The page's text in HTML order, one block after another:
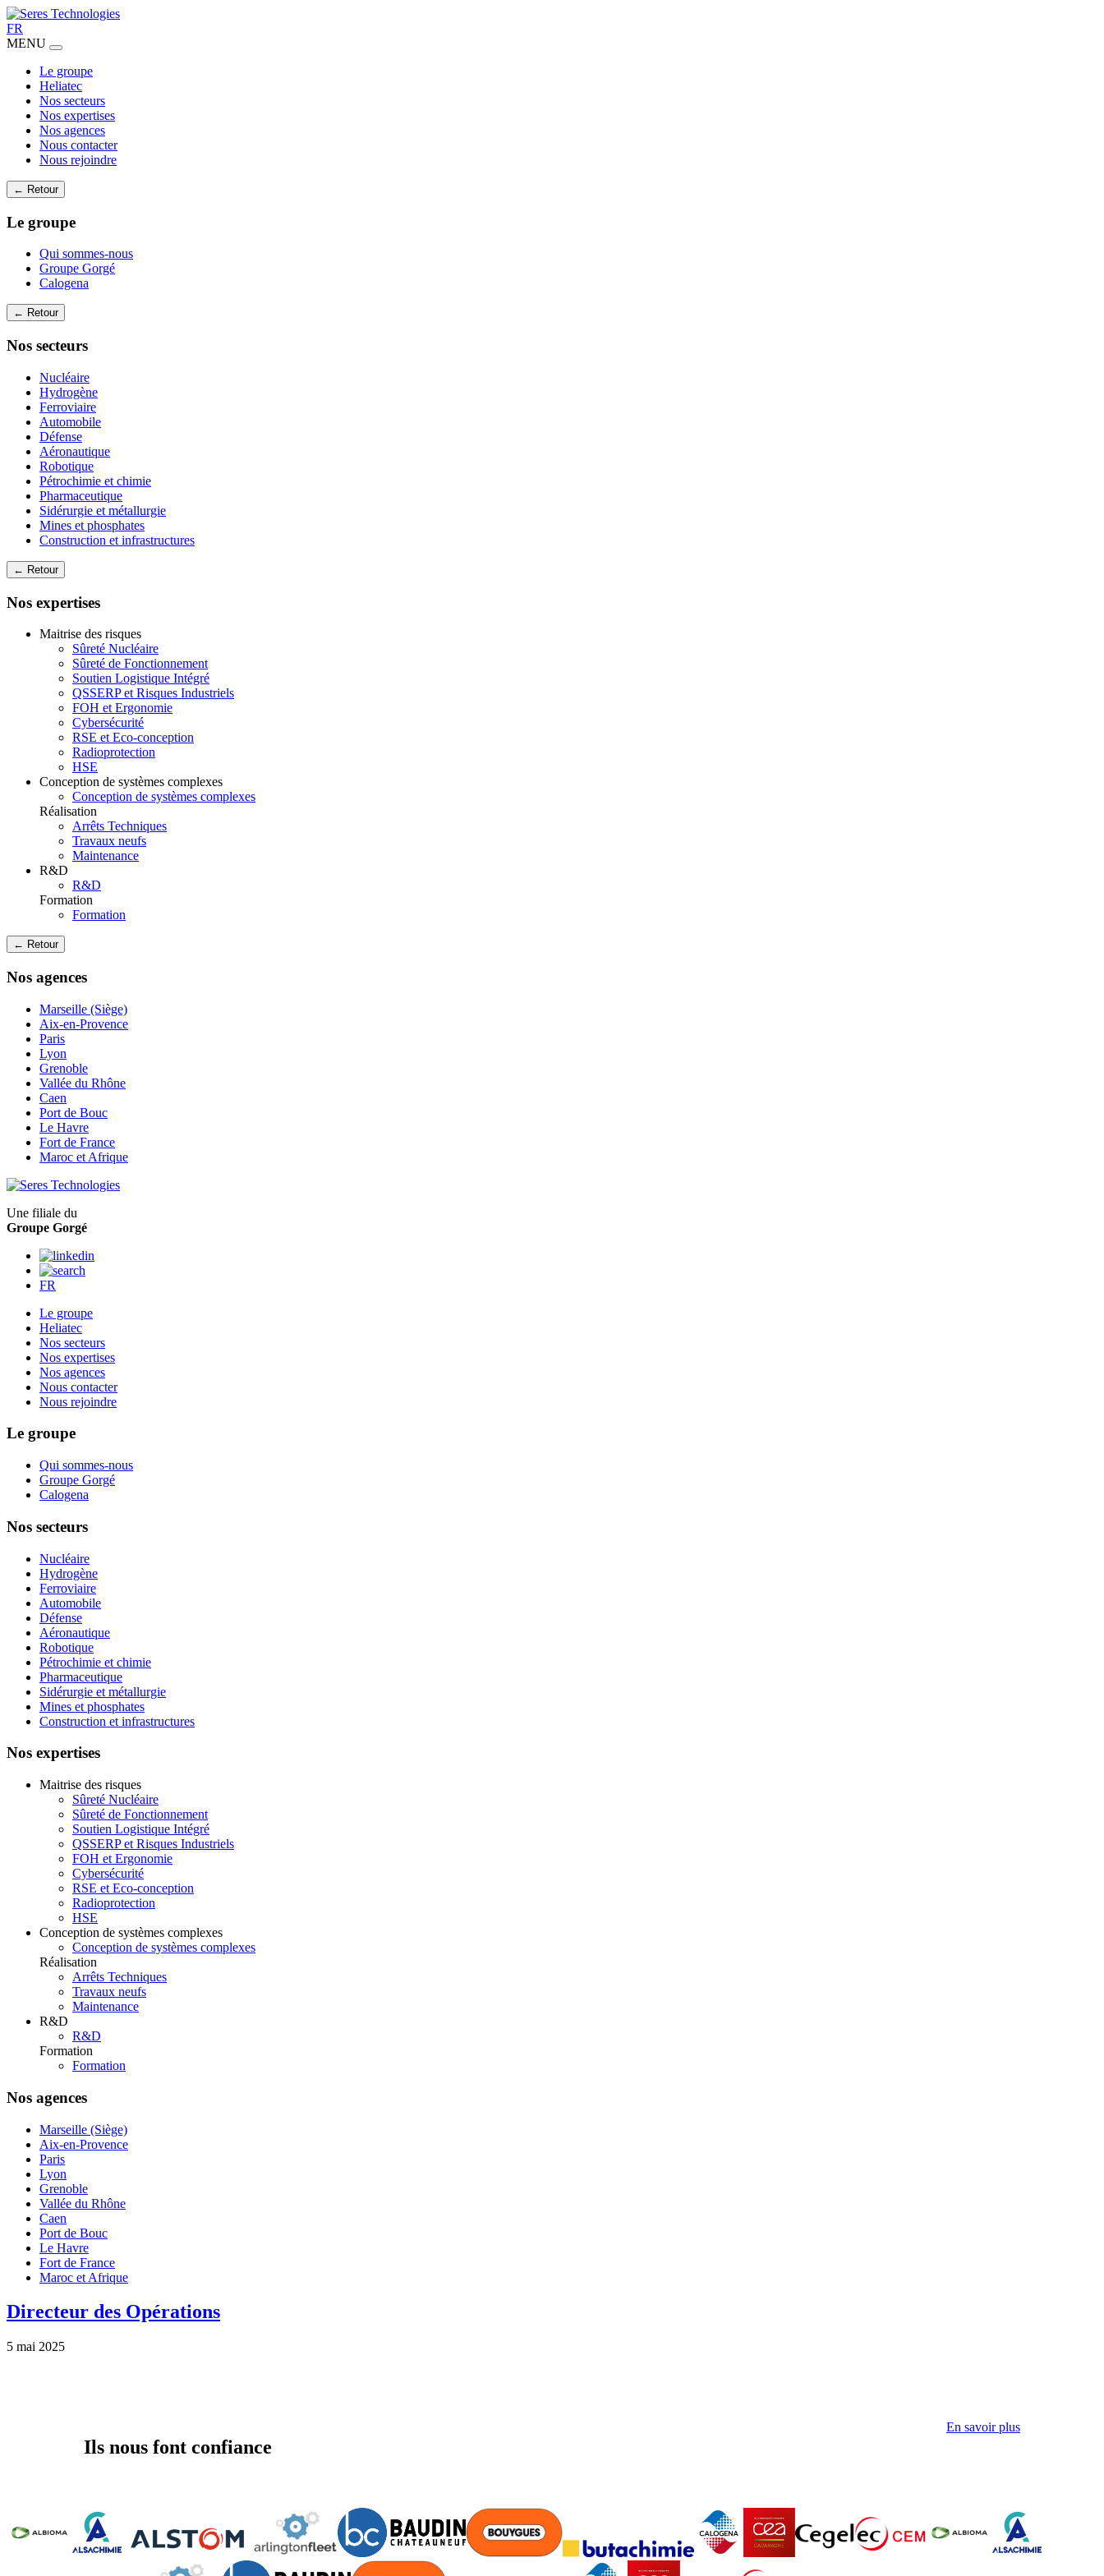
FR
MENU
Le groupe
Heliatec
Nos secteurs
Nos expertises
Nos agences
Nous contacter
Nous rejoindre
← Retour
Le groupe
Qui sommes-nous
Groupe Gorgé
Calogena
← Retour
Nos secteurs
Nucléaire
Hydrogène
Ferroviaire
Automobile
Défense
Aéronautique
Robotique
Pétrochimie et chimie
Pharmaceutique
Sidérurgie et métallurgie
Mines et phosphates
Construction et infrastructures
← Retour
Nos expertises
Maitrise des risques
Sûreté Nucléaire
Sûreté de Fonctionnement
Soutien Logistique Intégré
QSSERP et Risques Industriels
FOH et Ergonomie
Cybersécurité
RSE et Eco-conception
Radioprotection
HSE
Conception de systèmes complexes
Conception de systèmes complexes
Réalisation
Arrêts Techniques
Travaux neufs
Maintenance
R&D
R&D
Formation
Formation
← Retour
Nos agences
Marseille (Siège)
Aix-en-Provence
Paris
Lyon
Grenoble
Vallée du Rhône
Caen
Port de Bouc
Le Havre
Fort de France
Maroc et Afrique
Une filiale du
Groupe Gorgé
FR
Le groupe
Heliatec
Nos secteurs
Nos expertises
Nos agences
Nous contacter
Nous rejoindre
Le groupe
Qui sommes-nous
Groupe Gorgé
Calogena
Nos secteurs
Nucléaire
Hydrogène
Ferroviaire
Automobile
Défense
Aéronautique
Robotique
Pétrochimie et chimie
Pharmaceutique
Sidérurgie et métallurgie
Mines et phosphates
Construction et infrastructures
Nos expertises
Maitrise des risques
Sûreté Nucléaire
Sûreté de Fonctionnement
Soutien Logistique Intégré
QSSERP et Risques Industriels
FOH et Ergonomie
Cybersécurité
RSE et Eco-conception
Radioprotection
HSE
Conception de systèmes complexes
Conception de systèmes complexes
Réalisation
Arrêts Techniques
Travaux neufs
Maintenance
R&D
R&D
Formation
Formation
Nos agences
Marseille (Siège)
Aix-en-Provence
Paris
Lyon
Grenoble
Vallée du Rhône
Caen
Port de Bouc
Le Havre
Fort de France
Maroc et Afrique
Directeur des Opérations
5 mai 2025
Ils nous font confiance
En savoir plus